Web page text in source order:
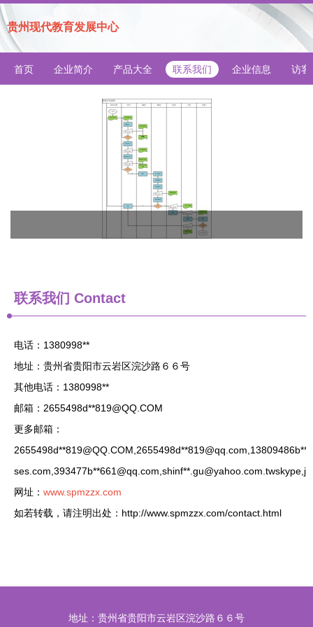
贵州现代教育发展中心
首页 企业简介 产品大全 联系我们 企业信息 访客
联系我们 Contact
电话：1380998**
地址：贵州省贵阳市云岩区浣沙路６６号
其他电话：1380998**
邮箱：2655498d**819@QQ.COM
更多邮箱：
2655498d**819@QQ.COM ,2655498d**819@qq.com ,13809486b**
ses.com ,393477b**661@qq.com ,shinf** .gu@yahoo.com.twskype
网址： www.spmzzx.com
如若转载，请注明出处：http://www.spmzzx.com/contact.html
地址：贵州省贵阳市云岩区浣沙路６６号